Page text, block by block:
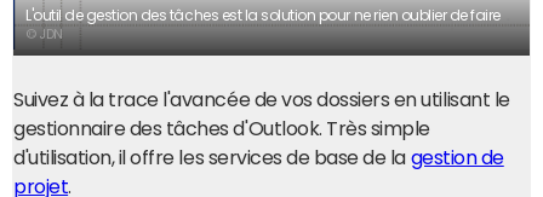
L'outil de gestion des tâches est la solution pour ne rien oublier de faire
© JDN
Suivez à la trace l'avancée de vos dossiers en utilisant le
gestionnaire des tâches d'Outlook. Très simple
d'utilisation, il offre les services de base de la gestion de
projet